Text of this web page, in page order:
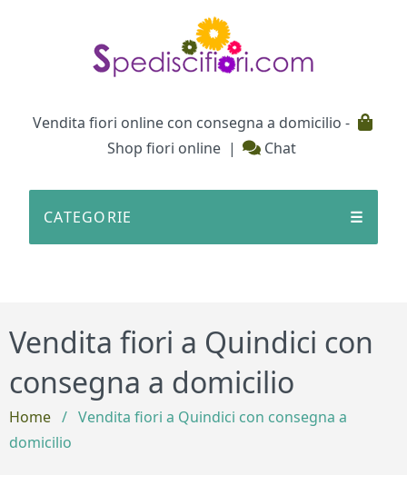
Vendita fiori online con consegna a domicilio -
Shop fiori online | Chat
CATEGORIE ☰
Vendita fiori a Quindici con
consegna a domicilio
Home / Vendita fiori a Quindici con consegna a
domicilio